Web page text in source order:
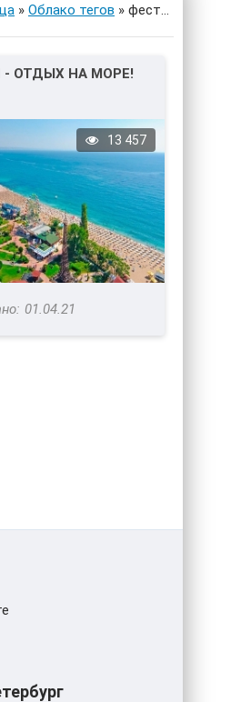
» Облако тегов » фестивали
- ОТДЫХ НА МОРЕ!
13 457
01.04.21